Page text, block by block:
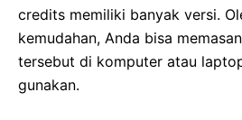
credits memiliki banyak versi.
kemudahan, Anda bisa
tersebut di komputer atau
gunakan.